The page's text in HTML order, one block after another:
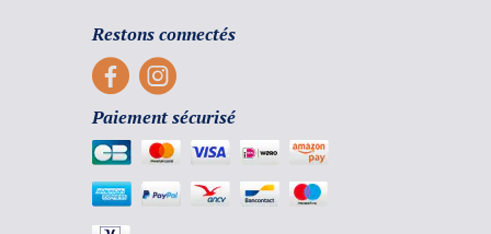
Restons connectés
Paiement sécurisé